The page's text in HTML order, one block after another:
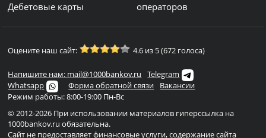
Дебетовые карты
операторов
Оцените наш сайт: 4.6 из 5 (672 голоса)
Напишите нам: mail@1000bankov.ru
Telegram
Whatsapp
Форма обратной связи
Вакансии
Режим работы: 8:00-19:00 Пн-Вс
© 2012-2026 При использовании материалов гиперссылка на
1000bankov.ru обязательна.
Сайт не предоставляет финансовые услуги, содержание сайта